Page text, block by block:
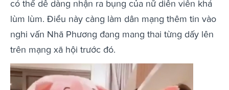
có thể dễ dàng nhận ra bụng của nữ diễn viên khá
lùm lùm. Điều này càng làm dân mạng thêm tin vào
nghi vấn Nhã Phương đang mang thai từng dấy lên
trên mạng xã hội trước đó.